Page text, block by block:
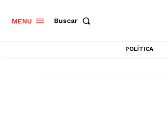
MENU Buscar
POLÍTICA